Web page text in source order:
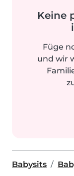
Keine
Füge
und wir
Babysits